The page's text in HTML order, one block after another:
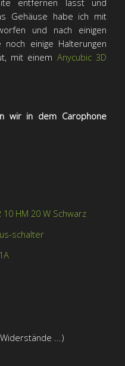
entfernen lässt und
Gehäuse habe ich mit
und nach einigen
noch einige Halterungen
mit einem Anycubic 3D
wir in dem Carophone
HM 20 W Schwarz
schalter
...)